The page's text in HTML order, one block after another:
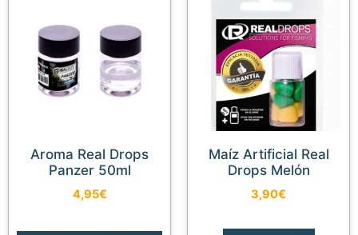
Aroma Real Drops
Panzer 50ml
4,95€
Maíz Artificial Real
Drops Melón
3,90€